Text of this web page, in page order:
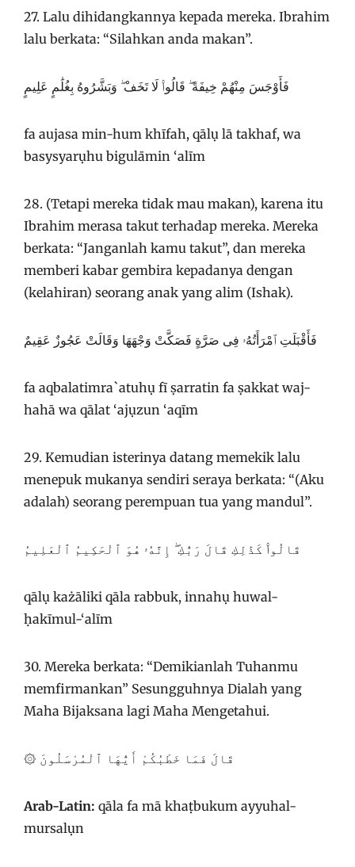
27. Lalu dihidangkannya kepada mereka. Ibrahim
lalu berkata: “Silahkan anda makan”.
فَأَوْجَسَ مِنْهُمْ خِيفَةً ۖ قَالُوا۟ لَا تَخَفْ ۖ وَبَشَّرُوهُ بِغُلَٰمٍ عَلِيمٍ
fa aujasa min-hum khīfah, qālụ lā takhaf, wa
basysyarụhu bigulāmin ‘alīm
28. (Tetapi mereka tidak mau makan), karena itu
Ibrahim merasa takut terhadap mereka. Mereka
berkata: “Janganlah kamu takut”, dan mereka
memberi kabar gembira kepadanya dengan
(kelahiran) seorang anak yang alim (Ishak).
فَأَقْبَلَتِ ٱمْرَأَتُهُۥ فِى صَرَّةٍ فَصَكَّتْ وَجْهَهَا وَقَالَتْ عَجُوزٌ عَقِيمٌ
fa aqbalatimra`atuhụ fī ṣarratin fa ṣakkat waj-
hahā wa qālat ‘ajụzun ‘aqīm
29. Kemudian isterinya datang memekik lalu
menepuk mukanya sendiri seraya berkata: “(Aku
adalah) seorang perempuan tua yang mandul”.
قَالُوا۟ كَذَٰلِكِ قَالَ رَبُّكِ ۖ إِنَّهُۥ هُوَ ٱلْحَكِيمُ ٱلْعَلِيمُ
qālụ każāliki qāla rabbuk, innahụ huwal-
ḥakīmul-‘alīm
30. Mereka berkata: “Demikianlah Tuhanmu
memfirmankan” Sesungguhnya Dialah yang
Maha Bijaksana lagi Maha Mengetahui.
۞ قَالَ فَمَا خَطْبُكُمْ أَيُّهَا ٱلْمُرْسَلُونَ
Arab-Latin: qāla fa mā khaṭbukum ayyuhal-
mursalụn